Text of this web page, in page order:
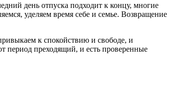
день отпуска подходит к концу, многие
уделяем время себе и семье. Возвращение
к спокойствию и свободе, и
период преходящий, и есть проверенные